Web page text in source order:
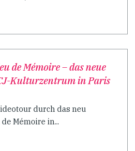
de Mémoire – das neue
Kulturzentrum in Paris
durch das neu
Mémoire in...